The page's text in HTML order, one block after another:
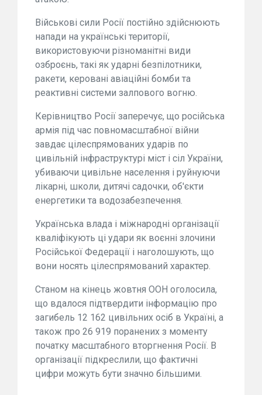
Військові сили Росії постійно здійснюють
напади на українські території,
використовуючи різноманітні види
озброєнь, такі як ударні безпілотники,
ракети, керовані авіаційні бомби та
реактивні системи залпового вогню.
Керівництво Росії заперечує, що російська
армія під час повномасштабної війни
завдає цілеспрямованих ударів по
цивільній інфраструктурі міст і сіл України,
убиваючи цивільне населення і руйнуючи
лікарні, школи, дитячі садочки, об'єкти
енергетики та водозабезпечення.
Українська влада і міжнародні організації
кваліфікують ці удари як воєнні злочини
Російської Федерації і наголошують, що
вони носять цілеспрямований характер.
Станом на кінець жовтня ООН оголосила,
що вдалося підтвердити інформацію про
загибель 12 162 цивільних осіб в Україні, а
також про 26 919 поранених з моменту
початку масштабного вторгнення Росії. В
організації підкреслили, що фактичні
цифри можуть бути значно більшими.